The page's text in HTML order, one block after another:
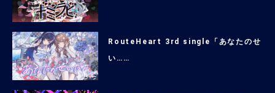
RouteHeart 3rd single「あなたのせ
い……